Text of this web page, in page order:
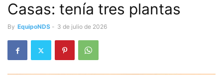
Casas: tenía tres plantas
By EquipoNDS - 3 de julio de 2026